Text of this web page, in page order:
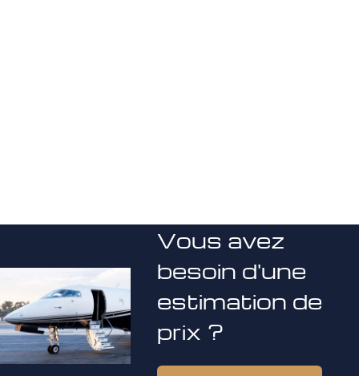
Vous avez
besoin d'une
estimation de
prix ?